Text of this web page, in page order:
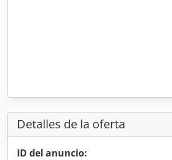
Detalles de la oferta
ID del anuncio: